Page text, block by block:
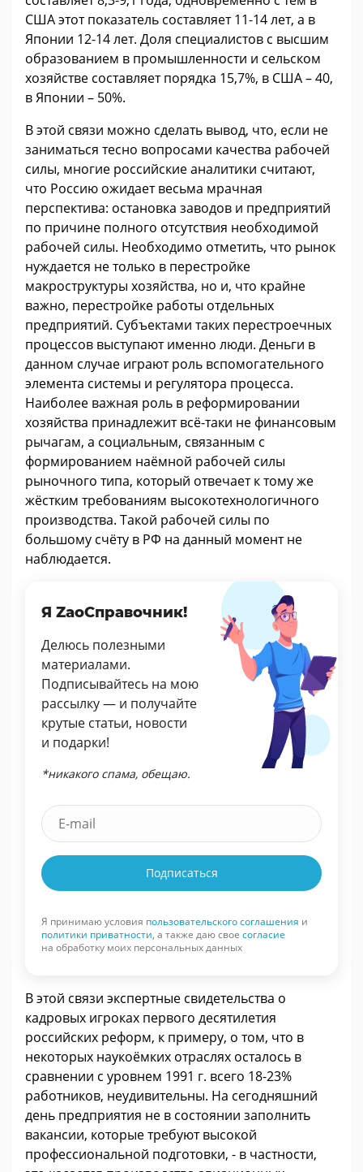
США этот показатель составляет 11-14 лет, а в
Японии 12-14 лет. Доля специалистов с высшим
образованием в промышленности и сельском
хозяйстве составляет порядка 15,7%, в США – 40,
в Японии – 50%.
В этой связи можно сделать вывод, что, если не
заниматься тесно вопросами качества рабочей
силы, многие российские аналитики считают,
что Россию ожидает весьма мрачная
перспектива: остановка заводов и предприятий
по причине полного отсутствия необходимой
рабочей силы. Необходимо отметить, что рынок
нуждается не только в перестройке
макроструктуры хозяйства, но и, что крайне
важно, перестройке работы отдельных
предприятий. Субъектами таких перестроечных
процессов выступают именно люди. Деньги в
данном случае играют роль вспомогательного
элемента системы и регулятора процесса.
Наиболее важная роль в реформировании
хозяйства принадлежит всё-таки не финансовым
рычагам, а социальным, связанным с
формированием наёмной рабочей силы
рыночного типа, который отвечает к тому же
жёстким требованиям высокотехнологичного
производства. Такой рабочей силы по
большому счёту в РФ на данный момент не
наблюдается.
Я ZaoСправочник!
Делюсь полезными
материалами.
Подписывайтесь на мою
рассылку — и получайте
крутые статьи, новости
и подарки!
*никакого спама, обещаю.
Подписаться
Я принимаю условия пользовательского соглашения и
политики приватности, а также даю свое согласие
на обработку моих персональных данных
В этой связи экспертные свидетельства о
кадровых игроках первого десятилетия
российских реформ, к примеру, о том, что в
некоторых наукоёмких отраслях осталось в
сравнении с уровнем 1991 г. всего 18-23%
работников, неудивительны. На сегодняшний
день предприятия не в состоянии заполнить
вакансии, которые требуют высокой
профессиональной подготовки, - в частности,